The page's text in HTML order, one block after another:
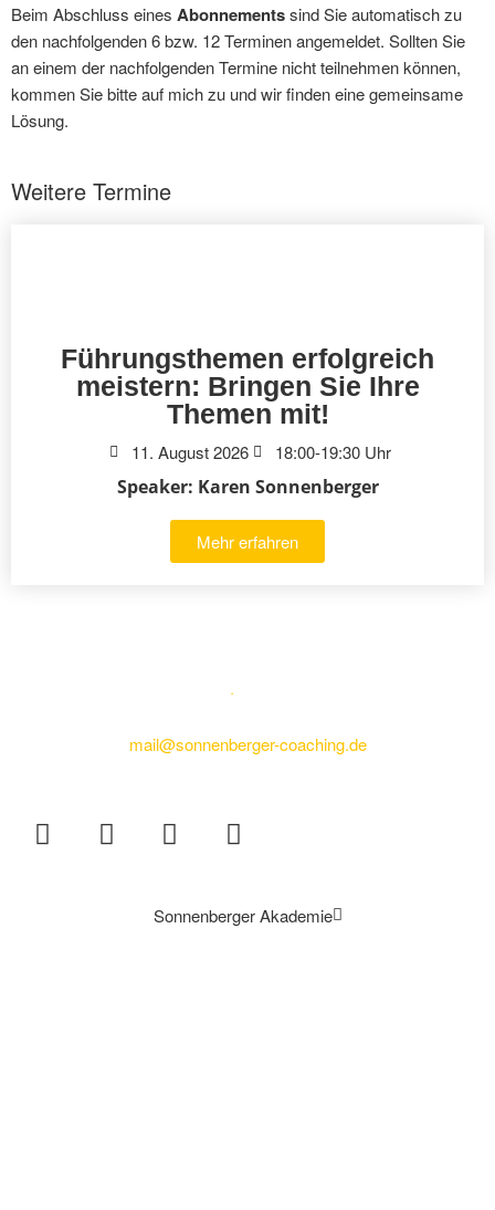
Beim Abschluss eines Abonnementssind Sie automatisch zu
den nachfolgenden 6 bzw. 12 Terminen angemeldet. Sollten Sie
an einem der nachfolgenden Termine nicht teilnehmen können,
kommen Sie bitte auf mich zu und wir finden eine gemeinsame
Lösung.
Weitere Termine
Führungsthemen erfolgreich
meistern: Bringen Sie Ihre
Themen mit!
11. August 2026 18:00-19:30 Uhr
Speaker: Karen Sonnenberger
Mehr erfahren
·
mail@sonnenberger-coaching.de
Sonnenberger Akademie